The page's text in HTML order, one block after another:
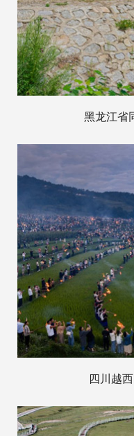
黑龙江省
四川越